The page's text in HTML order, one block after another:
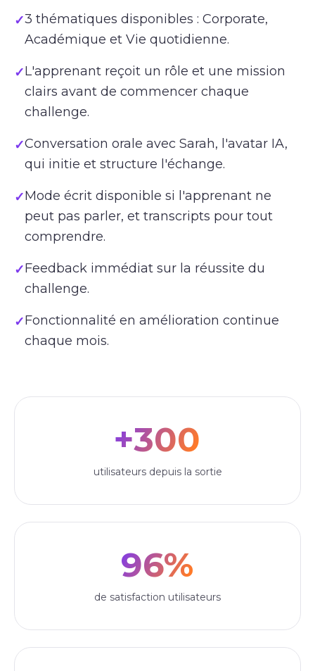
✓3 thématiques disponibles : Corporate,
Académique et Vie quotidienne.
✓L'apprenant reçoit un rôle et une mission
clairs avant de commencer chaque
challenge.
✓Conversation orale avec Sarah, l'avatar IA,
qui initie et structure l'échange.
✓Mode écrit disponible si l'apprenant ne
peut pas parler, et transcripts pour tout
comprendre.
✓Feedback immédiat sur la réussite du
challenge.
✓Fonctionnalité en amélioration continue
chaque mois.
+300
utilisateurs depuis la sortie
96%
de satisfaction utilisateurs